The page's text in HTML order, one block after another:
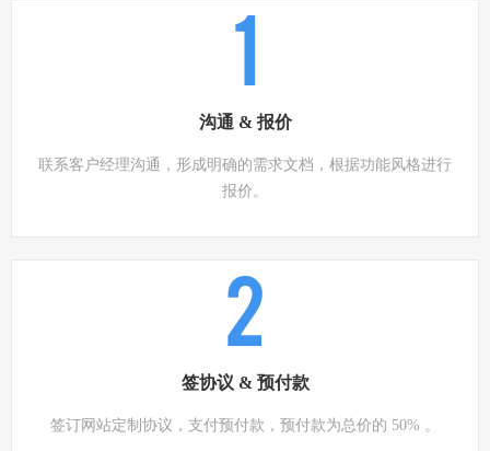
沟通 & 报价
联系客户经理沟通，形成明确的需求文档，根据功能风格进行
报价。
2
签协议 & 预付款
签订网站定制协议，支付预付款，预付款为总价的 50% 。